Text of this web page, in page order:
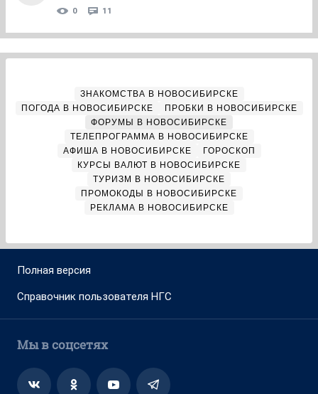
0 11
ЗНАКОМСТВА В НОВОСИБИРСКЕ
ПОГОДА В НОВОСИБИРСКЕ
ПРОБКИ В НОВОСИБИРСКЕ
ФОРУМЫ В НОВОСИБИРСКЕ
ТЕЛЕПРОГРАММА В НОВОСИБИРСКЕ
АФИША В НОВОСИБИРСКЕ
ГОРОСКОП
КУРСЫ ВАЛЮТ В НОВОСИБИРСКЕ
ТУРИЗМ В НОВОСИБИРСКЕ
ПРОМОКОДЫ В НОВОСИБИРСКЕ
РЕКЛАМА В НОВОСИБИРСКЕ
Полная версия
Справочник пользователя НГС
Мы в соцсетях